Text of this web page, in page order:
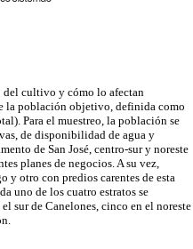
del cultivo y cómo lo afectan
la población objetivo, definida como
Para el muestreo, la población se
de disponibilidad de agua y
de San José, centro-sur y noreste
planes de negocios. A su vez,
y otro con predios carentes de esta
uno de los cuatro estratos se
sur de Canelones, cinco en el noreste